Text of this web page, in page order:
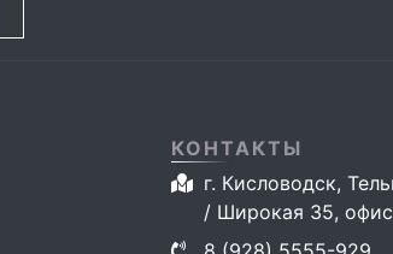
КОНТАКТЫ
г. Кисловодск,
/ Широкая 35,